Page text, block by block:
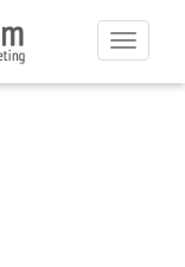
Toggle